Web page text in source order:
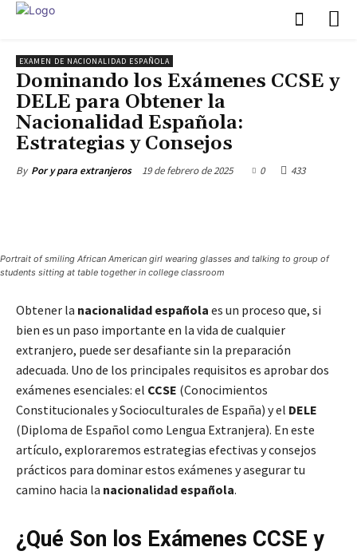
EXAMEN DE NACIONALIDAD ESPAÑOLA
Dominando los Exámenes CCSE y
DELE para Obtener la
Nacionalidad Española:
Estrategias y Consejos
By Por y para extranjeros 19 de febrero de 2025 0 433
Portrait of smiling African American girl wearing glasses and talking to group of
students sitting at table together in college classroom
Obtener la nacionalidad española es un proceso que, si
bien es un paso importante en la vida de cualquier
extranjero, puede ser desafiante sin la preparación
adecuada. Uno de los principales requisitos es aprobar dos
exámenes esenciales: el CCSE (Conocimientos
Constitucionales y Socioculturales de España) y el DELE
(Diploma de Español como Lengua Extranjera). En este
artículo, exploraremos estrategias efectivas y consejos
prácticos para dominar estos exámenes y asegurar tu
camino hacia la nacionalidad española.
¿Qué Son los Exámenes CCSE y